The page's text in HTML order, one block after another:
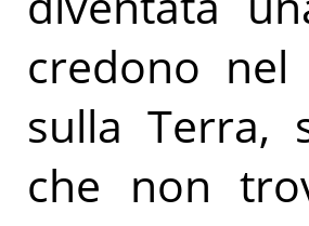
credono nel
sulla Terra,
che non